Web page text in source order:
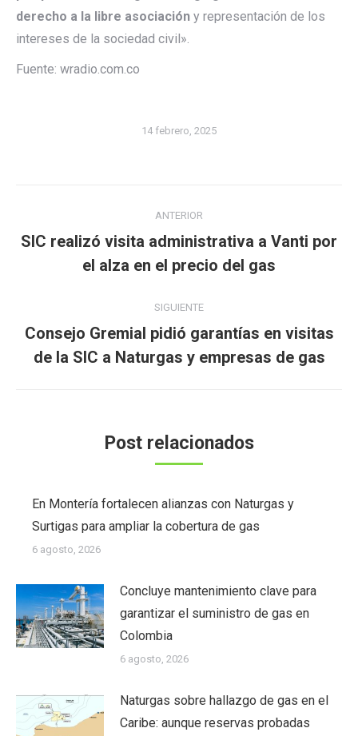
derecho a la libre asociación y representación de los
intereses de la sociedad civil».
Fuente: wradio.com.co
14 febrero, 2025
entre
publicaciones
ANTERIOR
Publicación
anterior:
SIC realizó visita administrativa a Vanti por
el alza en el precio del gas
SIGUIENTE
Publicación
siguiente:
Consejo Gremial pidió garantías en visitas
de la SIC a Naturgas y empresas de gas
Post relacionados
En Montería fortalecen alianzas con Naturgas y
Surtigas para ampliar la cobertura de gas
6 agosto, 2026
Concluye mantenimiento clave para
garantizar el suministro de gas en
Colombia
6 agosto, 2026
Naturgas sobre hallazgo de gas en el
Caribe: aunque reservas probadas